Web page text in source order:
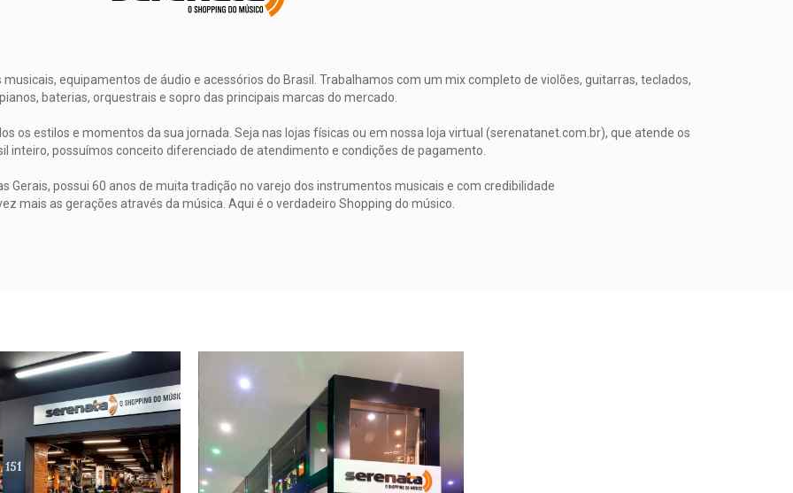
equipamentos de áudio e acessórios do Brasil. Trabalhamos com um mix completo de violões, guitarras, teclados,
pianos, baterias, orquestrais e sopro das principais marcas do mercado.
os estilos e momentos da sua jornada. Seja nas lojas físicas ou em nossa loja virtual (serenatanet.com.br), que atende os
inteiro, possuímos conceito diferenciado de atendimento e condições de pagamento.
Gerais, possui 60 anos de muita tradição no varejo dos instrumentos musicais e com credibilidade
mais as gerações através da música. Aqui é o verdadeiro Shopping do músico.